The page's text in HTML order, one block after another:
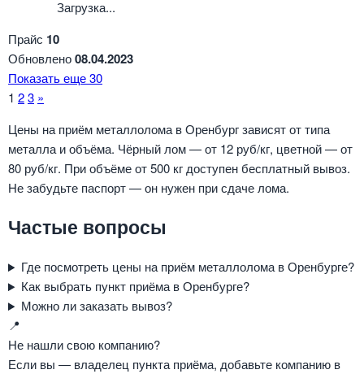
Загрузка...
Прайс 10
Обновлено08.04.2023
Показать еще 30
Навигация
по
страницам
1 23 »
Цены на приём металлолома в Оренбург зависят от типа
металла и объёма. Чёрный лом — от 12 руб/кг, цветной — от
80 руб/кг. При объёме от 500 кг доступен бесплатный вывоз.
Не забудьте паспорт — он нужен при сдаче лома.
Частые вопросы
Где посмотреть цены на приём металлолома в Оренбурге?
Как выбрать пункт приёма в Оренбурге?
Можно ли заказать вывоз?
📍
Не нашли свою компанию?
Если вы — владелец пункта приёма, добавьте компанию в